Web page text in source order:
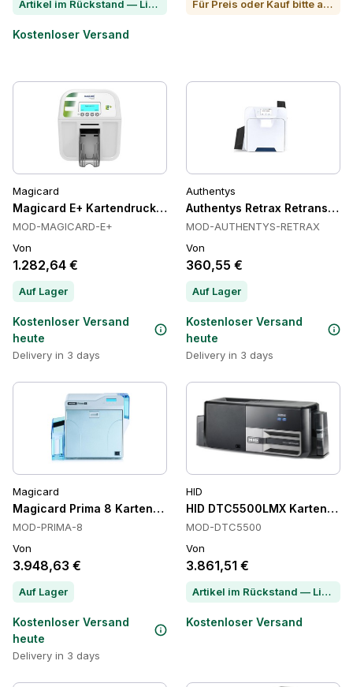
Artikel im Rückstand — Lieferzeit per Chat erfragen
Kostenloser Versand
Für Preis oder Kauf bitte anrufen
Magicard
Magicard E+ Kartendrucker, HoloKote, 140 x 54 mm, 100-
MOD-MAGICARD-E+
Von
1.282,64 €
Auf Lager
Kostenloser Versand
heute
Delivery in 3 days
Authentys
Authentys Retrax
MOD-AUTHENTYS-RETRAX
Von
360,55 €
Auf Lager
Kostenloser Versand
heute
Delivery in 3 days
Magicard
Magicard Prima 8 Kartendrucker, Retransfer, Smart
MOD-PRIMA-8
Von
3.948,63 €
Auf Lager
Kostenloser Versand
heute
Delivery in 3 days
HID
HID DTC5500LMX
MOD-DTC5500
Von
3.861,51 €
Artikel im Rückstand — Lieferzeit per Chat erfragen
Kostenloser Versand